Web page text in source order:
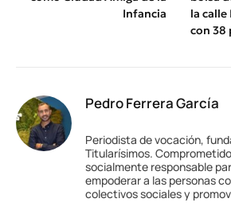
Infancia
la calle
con 38
Pedro Ferrera García
Periodista de vocación,
Titularísimos.
socialmente responsable
empoderar a las personas
colectivos sociales y